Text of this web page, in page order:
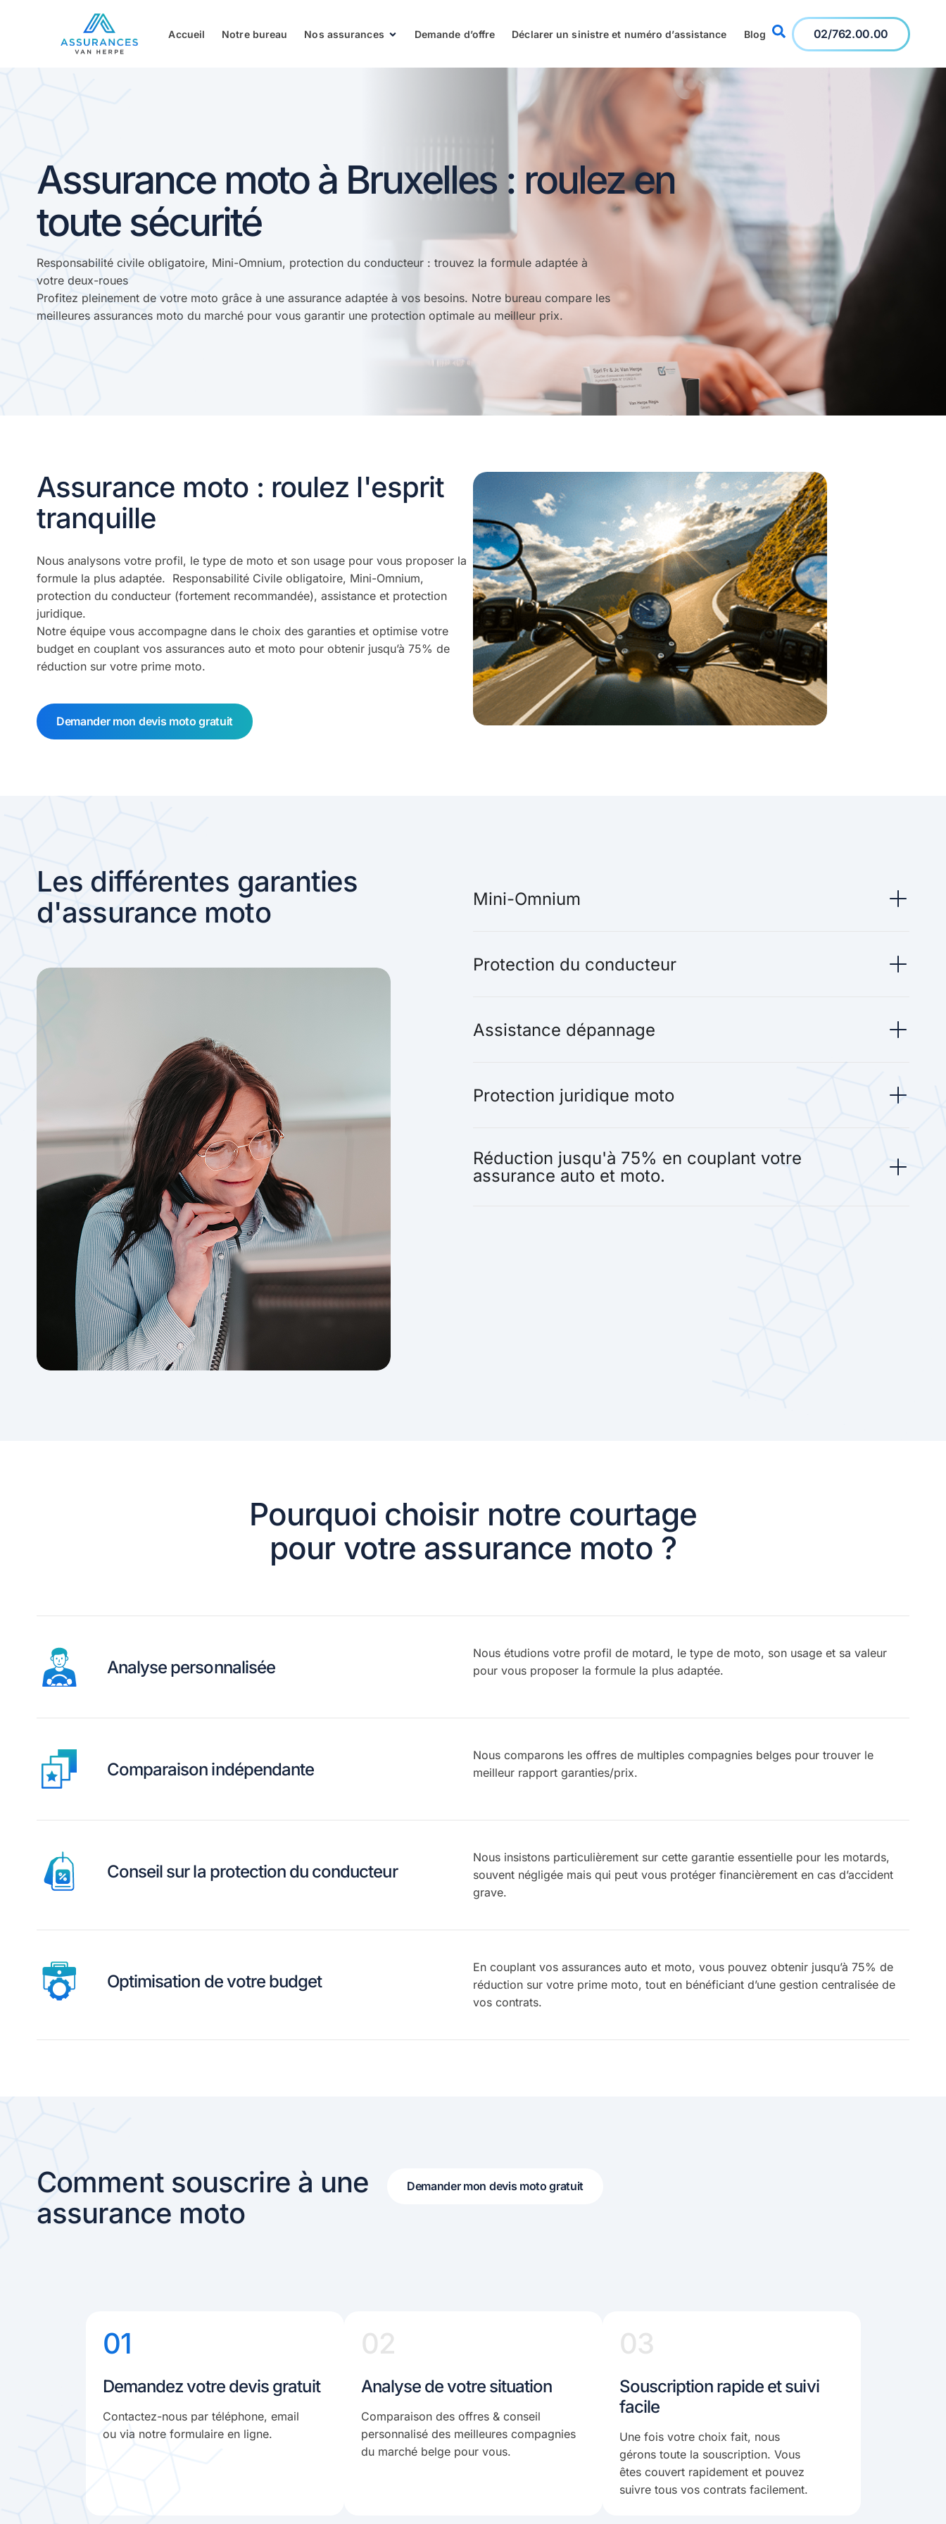
Accueil Notre bureau Nos assurances Demande d’offre Déclarer un sinistre et numéro d’assistance Blog 02/762.00.00
Assurance moto à Bruxelles : roulez en
toute sécurité
Responsabilité civile obligatoire, Mini-Omnium, protection du conducteur : trouvez la formule adaptée à
votre deux-roues
Profitez pleinement de votre moto grâce à une assurance adaptée à vos besoins. Notre bureau compare les
meilleures assurances moto du marché pour vous garantir une protection optimale au meilleur prix.
Assurance moto : roulez l'esprit
tranquille
Nous analysons votre profil, le type de moto et son usage pour vous proposer la
formule la plus adaptée. Responsabilité Civile obligatoire, Mini-Omnium,
protection du conducteur (fortement recommandée), assistance et protection
juridique.
Notre équipe vous accompagne dans le choix des garanties et optimise votre
budget en couplant vos assurances auto et moto pour obtenir jusqu’à 75% de
réduction sur votre prime moto.
Demander mon devis moto gratuit
Les différentes garanties
d'assurance moto
Mini-Omnium
Protection du conducteur
Assistance dépannage
Protection juridique moto
Réduction jusqu'à 75% en couplant votre
assurance auto et moto.
Pourquoi choisir notre courtage
pour votre assurance moto ?
Analyse personnalisée
Nous étudions votre profil de motard, le type de moto, son usage et sa valeur
pour vous proposer la formule la plus adaptée.
Comparaison indépendante
Nous comparons les offres de multiples compagnies belges pour trouver le
meilleur rapport garanties/prix.
Conseil sur la protection du conducteur
Nous insistons particulièrement sur cette garantie essentielle pour les motards,
souvent négligée mais qui peut vous protéger financièrement en cas d’accident
grave.
Optimisation de votre budget
En couplant vos assurances auto et moto, vous pouvez obtenir jusqu’à 75% de
réduction sur votre prime moto, tout en bénéficiant d’une gestion centralisée de
vos contrats.
Comment souscrire à une
assurance moto
Demander mon devis moto gratuit
01
Demandez votre devis gratuit
Contactez-nous par téléphone, email
ou via notre formulaire en ligne.
02
Analyse de votre situation
Comparaison des offres & conseil
personnalisé des meilleures compagnies
du marché belge pour vous.
03
Souscription rapide et suivi
facile
Une fois votre choix fait, nous
gérons toute la souscription. Vous
êtes couvert rapidement et pouvez
suivre tous vos contrats facilement.